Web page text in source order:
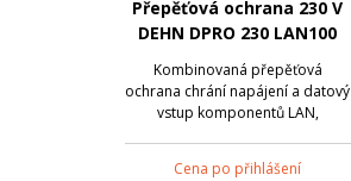
Přepěťová ochrana 230 V
DEHN DPRO 230 LAN100
Kombinovaná přepěťová
ochrana chrání napájení a datový
vstup komponentů LAN,
Cena po přihlášení